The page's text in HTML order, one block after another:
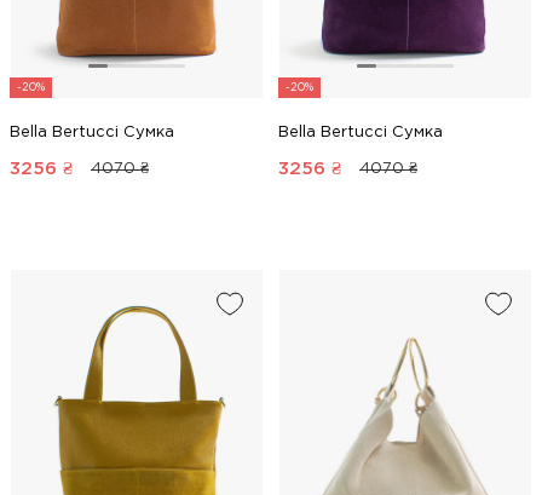
-20%
Bella Bertucci Сумка
3256 ₴ 4070 ₴
-20%
Bella Bertucci Сумка
3256 ₴ 4070 ₴